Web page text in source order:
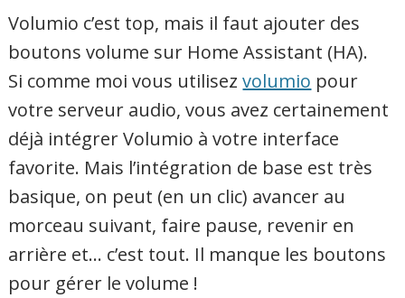
Volumio c’est top, mais il faut ajouter des
boutons volume sur Home Assistant (HA).
Si comme moi vous utilisezvolumio pour
votre serveur audio, vous avez certainement
déjà intégrer Volumio à votre interface
favorite. Mais l’intégration de base est très
basique, on peut (en un clic) avancer au
morceau suivant, faire pause, revenir en
arrière et… c’est tout. Il manque les boutons
pour gérer le volume !